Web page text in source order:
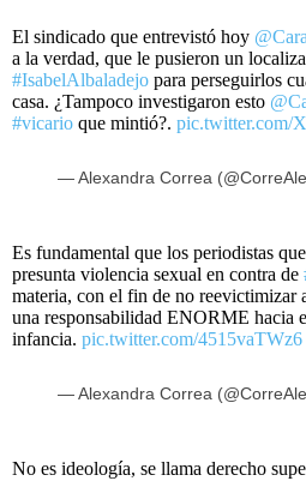
El sindicado que entrevistó hoy
a la verdad, que le pusieron un
#IsabelAlbaladejo para perseguirlos
casa. ¿Tampoco investigaron esto
#vicario que mintió?. pic.twitter.com/
— Alexandra Correa
Es fundamental que los periodistas
presunta violencia sexual en contra de
materia, con el fin de no reevictimizar
una responsabilidad ENORME hacia
infancia. pic.twitter.com/4515vaTWz6
— Alexandra Correa
No es ideología, se llama derecho